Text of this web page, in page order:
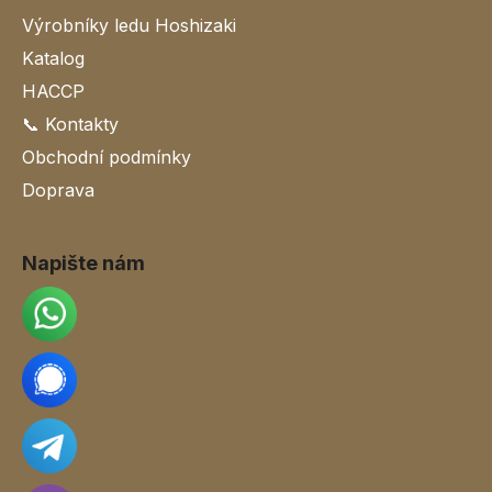
Výrobníky ledu Hoshizaki
Katalog
HACCP
📞 Kontakty
Obchodní podmínky
Doprava
Napište nám